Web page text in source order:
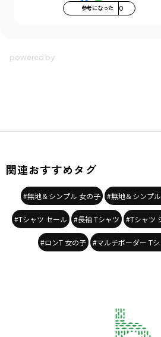
参考になった 0
関連おすすめタグ
#無地＆シンプル 女の子 #無地＆シンプ
#Tシャツ セール #長袖 Tシャツ #Tシャツ
#ロンT 女の子 #マルチボーダー T